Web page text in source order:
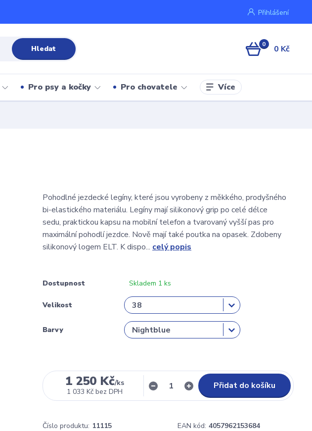
Přihlášení
Hledat 0 0 Kč
Pro psy a kočky Pro chovatele Více
Pohodlné jezdecké legíny, které jsou vyrobeny z měkkého, prodyšného
bi-elastického materiálu. Legíny mají silikonový grip po celé délce
sedu, praktickou kapsu na mobilní telefon a tvarovaný vyšší pas pro
maximální pohodlí jezdce. Nově mají také poutka na opasek. Zdobeny
silikonový logem ELT. K dispo... celý popis
Dostupnost Skladem 1 ks
Velikost
Barvy
1 250 Kč/ks
1 033 Kč bez DPH
Přidat do košíku
Číslo produktu: 11115 EAN kód: 4057962153684